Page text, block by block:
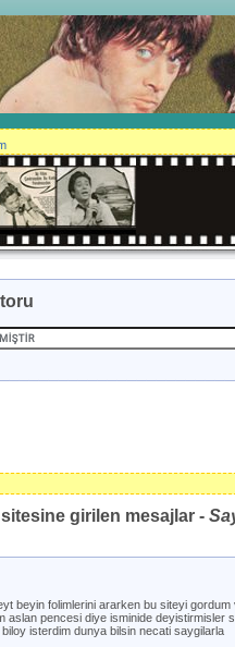
girilen mesajlar -
beyin folimlerini ararken bu siteyi
aslan pencesi diye isminide
isterdim dunya bilsin necati saygilarla